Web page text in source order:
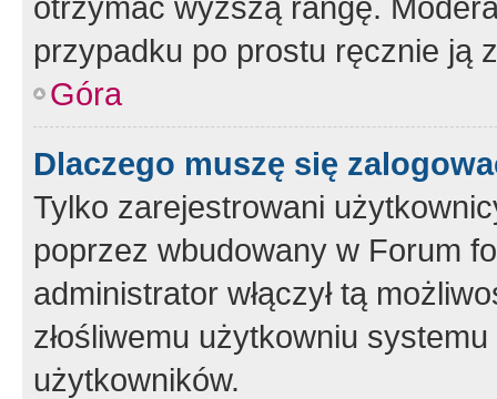
przypadku po prostu ręcznie ją
Góra
Dlaczego muszę się
Tylko zarejestrowani
poprzez wbudowany w Forum
administrator włączył tą
złośliwemu użytkowniu
użytkowników.